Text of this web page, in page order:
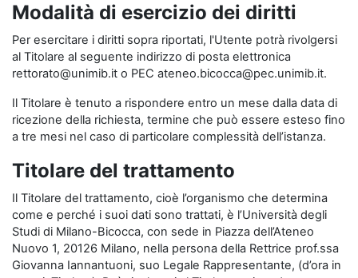
Modalità di esercizio dei diritti
Per esercitare i diritti sopra riportati, l'Utente potrà rivolgersi
al Titolare al seguente indirizzo di posta elettronica
rettorato@unimib.it o PEC ateneo.bicocca@pec.unimib.it.
Il Titolare è tenuto a rispondere entro un mese dalla data di
ricezione della richiesta, termine che può essere esteso fino
a tre mesi nel caso di particolare complessità dell’istanza.
Titolare del trattamento
Il Titolare del trattamento, cioè l’organismo che determina
come e perché i suoi dati sono trattati, è l’Università degli
Studi di Milano-Bicocca, con sede in Piazza dell’Ateneo
Nuovo 1, 20126 Milano, nella persona della Rettrice prof.ssa
Giovanna Iannantuoni, suo Legale Rappresentante, (d’ora in